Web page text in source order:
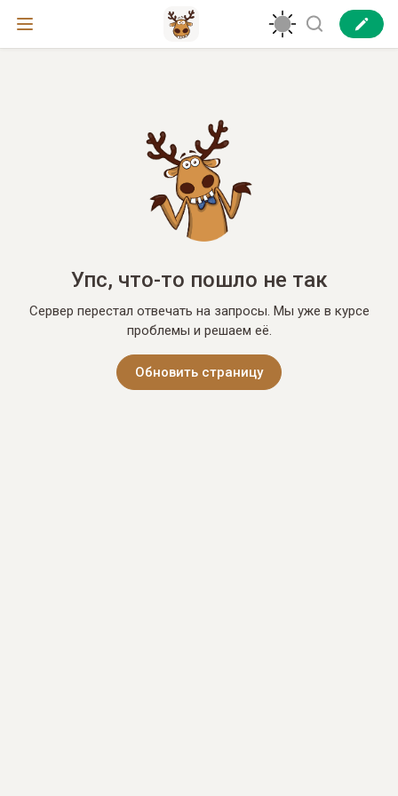
Упс, что-то пошло не так
Сервер перестал отвечать на запросы. Мы уже в курсе
проблемы и решаем её.
Обновить страницу